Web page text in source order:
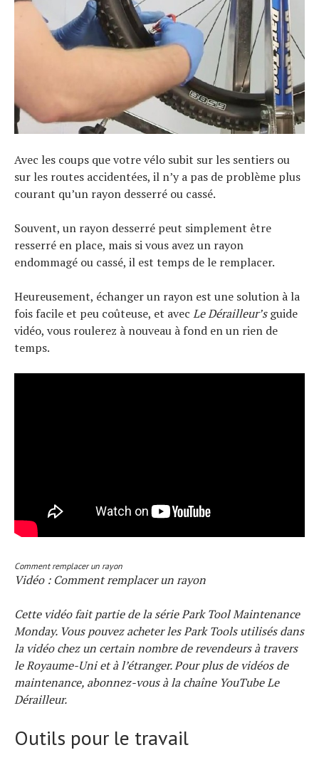
Avec les coups que votre vélo subit sur les sentiers ou
sur les routes accidentées, il n’y a pas de problème plus
courant qu’un rayon desserré ou cassé.
Souvent, un rayon desserré peut simplement être
resserré en place, mais si vous avez un rayon
endommagé ou cassé, il est temps de le remplacer.
Heureusement, échanger un rayon est une solution à la
fois facile et peu coûteuse, et avec Le Dérailleur’sguide
vidéo, vous roulerez à nouveau à fond en un rien de
temps.
Comment remplacer un rayon
Vidéo : Comment remplacer un rayon
Cette vidéo fait partie de la série Park Tool Maintenance
Monday. Vous pouvez acheter les Park Tools utilisés dans
la vidéo chez un certain nombre de revendeurs à travers
le Royaume-Uni et à l’étranger. Pour plus de vidéos de
maintenance, abonnez-vous à la chaîne YouTube Le
Dérailleur.
Outils pour le travail